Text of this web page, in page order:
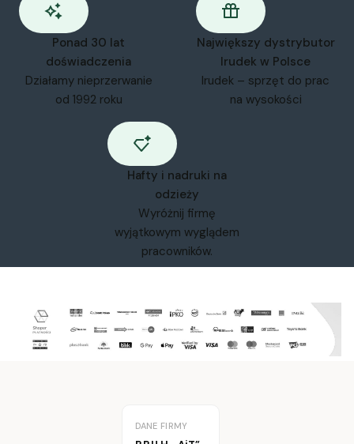
Ponad 30 lat
doświadczenia
Działamy nieprzerwanie
od 1992 roku
Największy dystrybutor
Irudek w Polsce
Irudek – sprzęt do prac
na wysokości
Hafty i nadruki na
odzieży
Wyróżnij firmę
wyjątkowym wyglądem
pracowników.
DANE FIRMY